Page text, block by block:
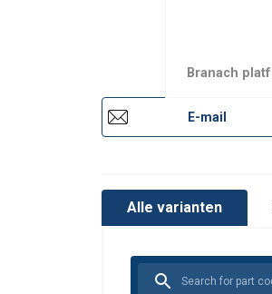
Branach
E-mail
Alle varianten
Materiaal:
Opmerking: